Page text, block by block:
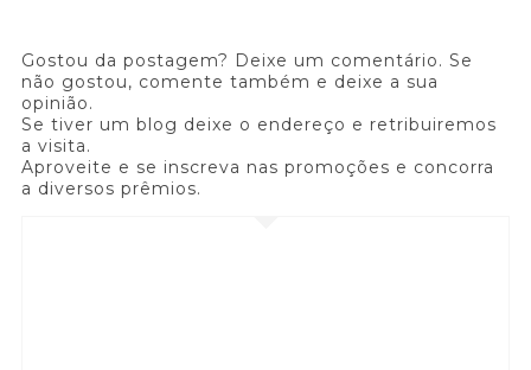
Gostou da postagem? Deixe um comentário. Se
não gostou, comente também e deixe a sua
opinião.
Se tiver um blog deixe o endereço e retribuiremos
a visita.
Aproveite e se inscreva nas promoções e concorra
a diversos prêmios.